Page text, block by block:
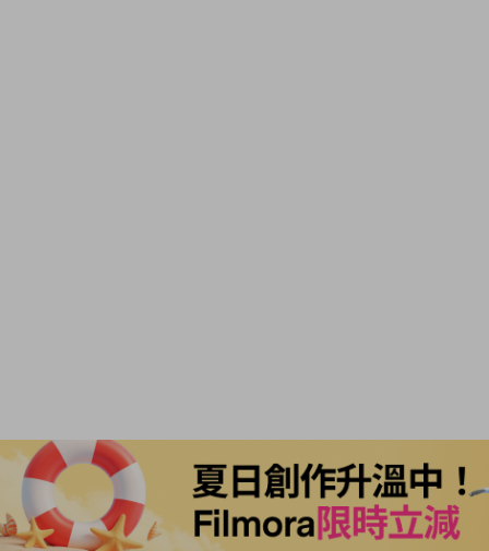
Filmora - 人工智慧影片剪輯軟體
更快、更智慧、更容易剪輯！